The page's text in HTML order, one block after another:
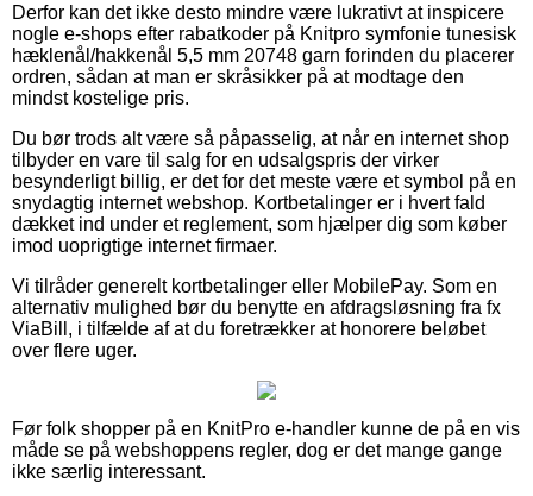
Derfor kan det ikke desto mindre være lukrativt at inspicere
nogle e-shops efter rabatkoder på Knitpro symfonie tunesisk
hæklenål/hakkenål 5,5 mm 20748 garn forinden du placerer
ordren, sådan at man er skråsikker på at modtage den
mindst kostelige pris.
Du bør trods alt være så påpasselig, at når en internet shop
tilbyder en vare til salg for en udsalgspris der virker
besynderligt billig, er det for det meste være et symbol på en
snydagtig internet webshop. Kortbetalinger er i hvert fald
dækket ind under et reglement, som hjælper dig som køber
imod uoprigtige internet firmaer.
Vi tilråder generelt kortbetalinger eller MobilePay. Som en
alternativ mulighed bør du benytte en afdragsløsning fra fx
ViaBill, i tilfælde af at du foretrækker at honorere beløbet
over flere uger.
Før folk shopper på en KnitPro e-handler kunne de på en vis
måde se på webshoppens regler, dog er det mange gange
ikke særlig interessant.